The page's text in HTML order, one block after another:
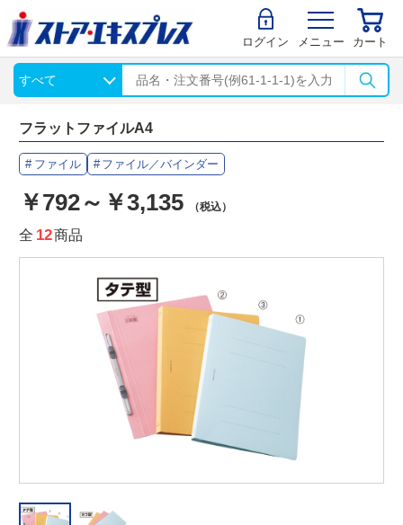
ログイン メニュー カート
フラットファイルA4
ファイル ファイル／バインダー
￥792～￥3,135 （税込）
全 12商品